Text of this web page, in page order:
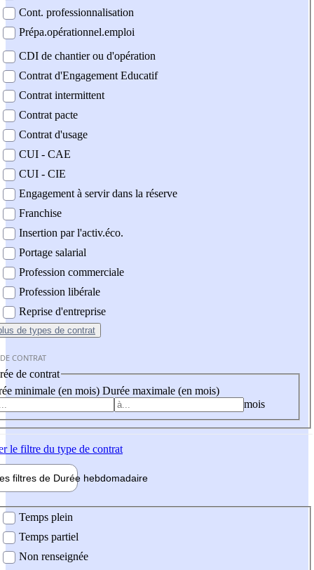
Cont. professionnalisation
Prépa.opérationnel.emploi
CDI de chantier ou d'opération
Contrat d'Engagement Educatif
Contrat intermittent
Contrat pacte
Contrat d'usage
CUI - CAE
CUI - CIE
Engagement à servir dans la réserve
Franchise
Insertion par l'activ.éco.
Portage salarial
Profession commerciale
Profession libérale
Reprise d'entreprise
de types de contrat
CONTRAT
de contrat
minimale (en mois) Durée maximale (en mois)
mois
le filtre du type de contrat
filtres de Durée hebdomadaire
Temps plein
Temps partiel
Non renseignée